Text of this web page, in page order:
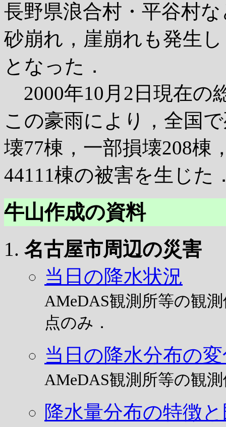
長野県浪合村・平谷村
砂崩れ，崖崩れも発生
となった．
2000年10月2日現在の
この豪雨により，全国
壊77棟，一部損壊208棟
44111棟の被害を生じた
牛山作成の資料
名古屋市周辺の災害
当日の降水状況
AMeDAS観測所等の観
点のみ．
当日の降水分布の
AMeDAS観測所等の観
降水量分布の特徴